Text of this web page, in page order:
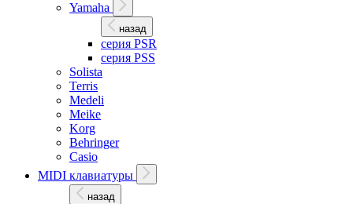
Yamaha
назад
серия PSR
серия PSS
Solista
Terris
Medeli
Meike
Korg
Behringer
Casio
MIDI клавиатуры
назад